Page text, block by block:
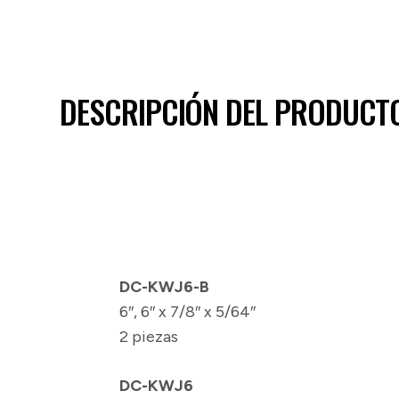
DESCRIPCIÓN DEL
DC-KWJ6-B
6″, 6″ x 7/8″ x 5/64″
2 piezas
DC-KWJ6